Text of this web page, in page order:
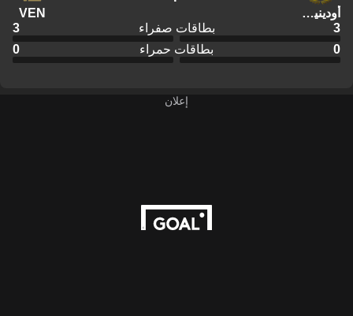
أودينيزي
VEN
3
بطاقات صفراء
3
0
بطاقات حمراء 0
إعلان